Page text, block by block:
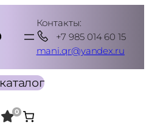
Контакты:
+7 985 014 60 15
mani.qr@yandex.ru
каталог
0